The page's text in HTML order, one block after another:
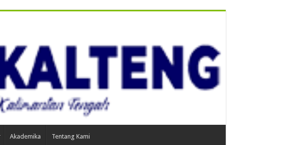
Akademika Tentang Kami